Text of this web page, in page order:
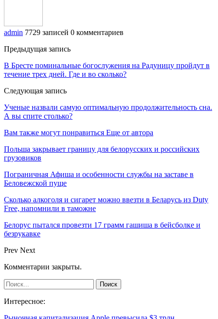
admin 7729 записей 0 комментариев
Предыдущая запись
В Бресте поминальные богослужения на Радуницу пройдут в
течение трех дней. Где и во сколько?
Следующая запись
Ученые назвали самую оптимальную продолжительность сна.
А вы спите столько?
Вам также могут понравиться Еще от автора
Польша закрывает границу для белорусских и российских
грузовиков
Пограничная Афиша и особенности службы на заставе в
Беловежской пуще
Сколько алкоголя и сигарет можно ввезти в Беларусь из Duty
Free, напомнили в таможне
Белорус пытался провезти 17 грамм гашиша в бейсболке и
безрукавке
Prev Next
Комментарии закрыты.
Интересное: